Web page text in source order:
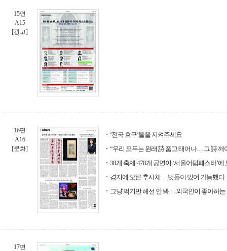
15면
A15
[광고]
16면
A16
[문화]
‘전국 호구’들을 지켜주세요
“우리 모두는 원래 詩 품고 태어나… 그 詩 깨
38개 축제·478개 공연이 ‘서울어텀페스타’에
경지에 오른 추사체… 벗들이 있어 가능했다
그냥 먹기만 해선 안 봐… 외국인이 좋아하는
17면